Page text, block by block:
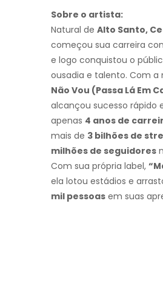
Sobre o artista:
Natural de Alto Santo,
começou sua carreira
e logo conquistou o
ousadia e talento. Com a
Não Vou (Passa Lá Em
alcançou sucesso rápido
apenas 4 anos de
mais de 3 bilhões de
milhões de seguidores
Com sua própria label,
ela lotou estádios e
mil pessoas em suas